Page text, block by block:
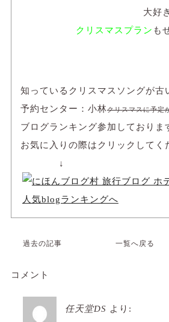
大好
クリスマスプラン も
知っているクリスマスソングが古
予約センター：小林クリスマスに予定
ブログランキング参加しておりま
お気に入りの際はクリックしてく
↓
人気blogランキングへ
過去の記事 一覧へ戻る
コメント
任天堂DS より: